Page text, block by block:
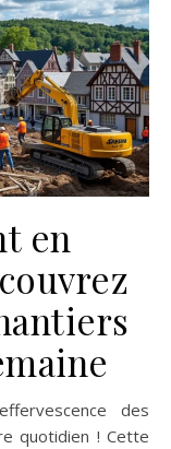
en
des
quotidien ! Cette